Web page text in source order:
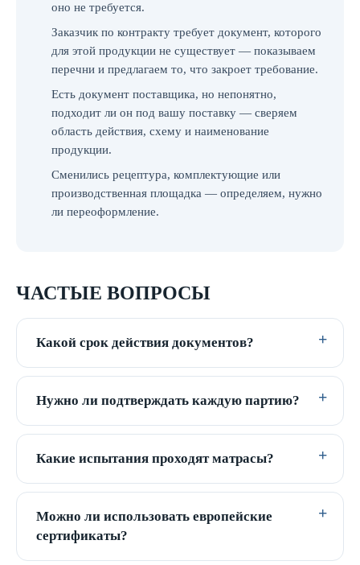
оно не требуется.
Заказчик по контракту требует документ, которого
для этой продукции не существует — показываем
перечни и предлагаем то, что закроет требование.
Есть документ поставщика, но непонятно,
подходит ли он под вашу поставку — сверяем
область действия, схему и наименование
продукции.
Сменились рецептура, комплектующие или
производственная площадка — определяем, нужно
ли переоформление.
ЧАСТЫЕ ВОПРОСЫ
Какой срок действия документов?
Нужно ли подтверждать каждую партию?
Какие испытания проходят матрасы?
Можно ли использовать европейские
сертификаты?